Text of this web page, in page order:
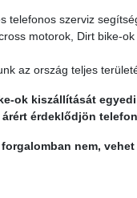
telefonos szerviz
motorok, Dirt bike-ok
az ország teljes
ok kiszállítását
érdeklődjön
nem, vehet